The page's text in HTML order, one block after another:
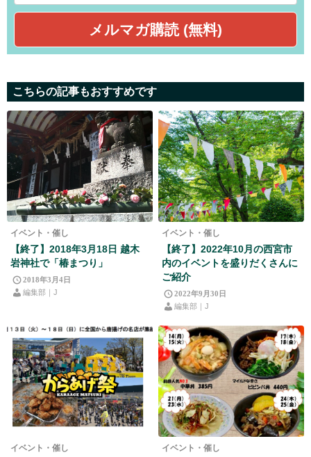
こちらの記事もおすすめです
イベント・催し
【終了】2018年3月18日 越木
岩神社で「椿まつり」
2018年3月4日
編集部｜J
イベント・催し
【終了】2022年10月の西宮市
内のイベントを盛りだくさんに
ご紹介
2022年9月30日
編集部｜J
イベント・催し イベント・催し